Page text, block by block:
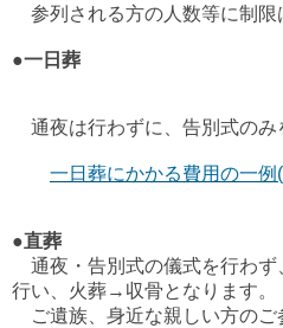
参列される方の人数等に制限
●一日葬
通夜は行わずに、告別式のみ
一日葬にかかる費用の一例
●直葬
通夜・告別式の儀式を行わず
行い、火葬→収骨となります。
ご遺族、身近な親しい方のご